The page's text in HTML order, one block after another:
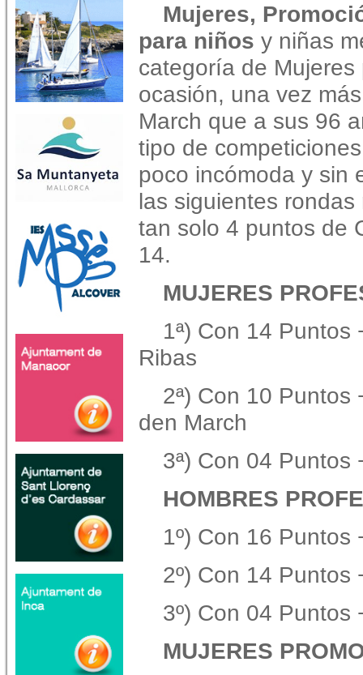
Mujeres,
para niños y niñas
categoría de
ocasión, una vez
March que a sus 96
tipo de
poco incómoda y sin
las siguientes
tan solo 4 puntos de
14.
MUJERES
1ª) Con 14 Puntos
Ribas
2ª) Con 10 Puntos
den March
3ª) Con 04 Puntos
HOMBRES
1º) Con 16 Puntos
2º) Con 14 Puntos
3º) Con 04 Puntos
MUJERES